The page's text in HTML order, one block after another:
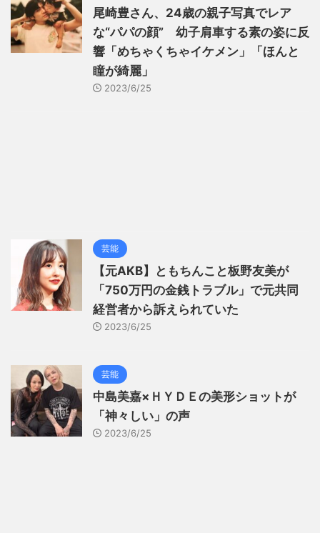
尾崎豊さん、24歳の親子写真でレア
な“パパの顔” 幼子肩車する素の姿に反
響「めちゃくちゃイケメン」「ほんと
瞳が綺麗」
2023/6/25
芸能
【元AKB】ともちんこと板野友美が
「750万円の金銭トラブル」で元共同
経営者から訴えられていた
2023/6/25
芸能
中島美嘉×ＨＹＤＥの美形ショットが
「神々しい」の声
2023/6/25